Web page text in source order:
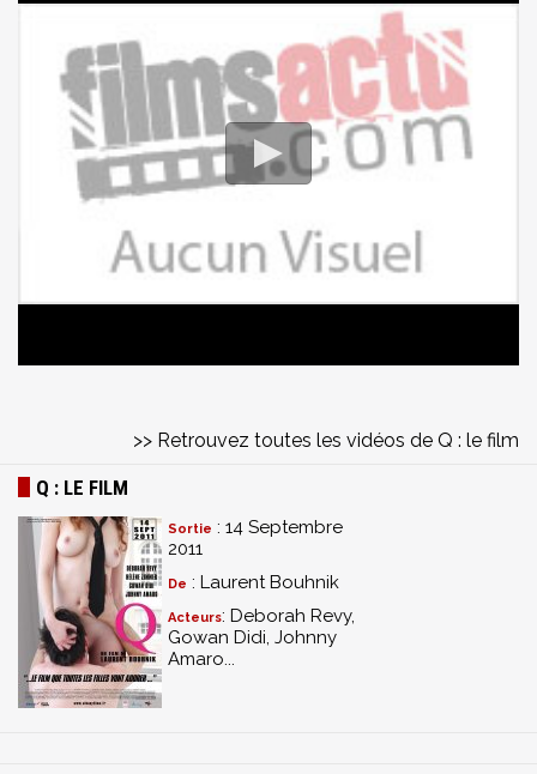
>> Retrouvez toutes les vidéos de Q : le film
Q : LE FILM
Sortie : 14 Septembre
2011
De : Laurent Bouhnik
Acteurs: Deborah Revy,
Gowan Didi, Johnny
Amaro...